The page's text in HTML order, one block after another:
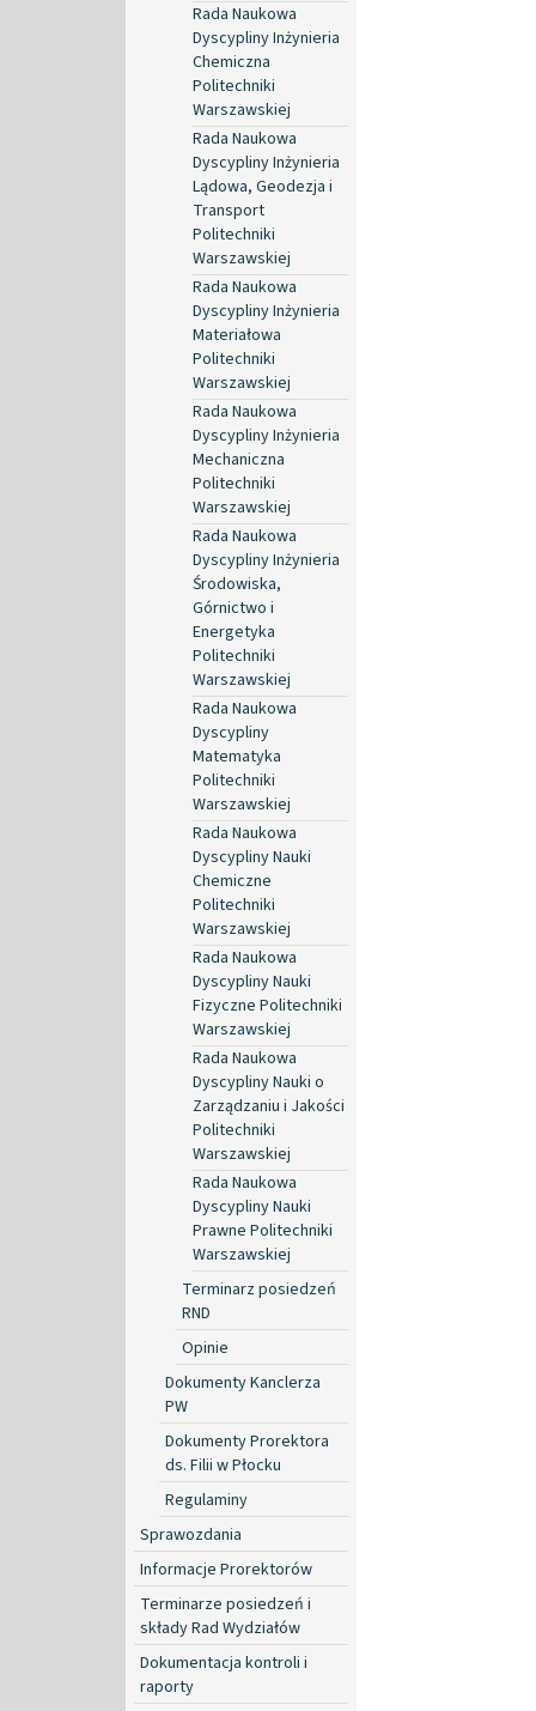
Rada Naukowa
Dyscypliny Inżynieria
Chemiczna
Politechniki
Warszawskiej
Rada Naukowa
Dyscypliny Inżynieria
Lądowa, Geodezja i
Transport
Politechniki
Warszawskiej
Rada Naukowa
Dyscypliny Inżynieria
Materiałowa
Politechniki
Warszawskiej
Rada Naukowa
Dyscypliny Inżynieria
Mechaniczna
Politechniki
Warszawskiej
Rada Naukowa
Dyscypliny Inżynieria
Środowiska,
Górnictwo i
Energetyka
Politechniki
Warszawskiej
Rada Naukowa
Dyscypliny
Matematyka
Politechniki
Warszawskiej
Rada Naukowa
Dyscypliny Nauki
Chemiczne
Politechniki
Warszawskiej
Rada Naukowa
Dyscypliny Nauki
Fizyczne Politechniki
Warszawskiej
Rada Naukowa
Dyscypliny Nauki o
Zarządzaniu i Jakości
Politechniki
Warszawskiej
Rada Naukowa
Dyscypliny Nauki
Prawne Politechniki
Warszawskiej
Terminarz posiedzeń
RND
Opinie
Dokumenty Kanclerza
PW
Dokumenty Prorektora
ds. Filii w Płocku
Regulaminy
Sprawozdania
Informacje Prorektorów
Terminarze posiedzeń i
składy Rad Wydziałów
Dokumentacja kontroli i
raporty